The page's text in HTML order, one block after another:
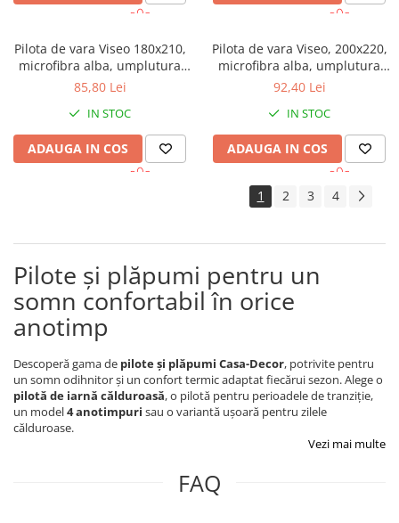
Pilota de vara Viseo 180x210,
microfibra alba, umplutura
200 gr/mp, vidata
85,80 Lei
IN STOC
ADAUGA IN COS
Pilota de vara Viseo, 200x220,
microfibra alba, umplutura
200 gr/mp, vidata
92,40 Lei
IN STOC
ADAUGA IN COS
1 2 3 4
Pilote și plăpumi pentru un
somn confortabil în orice
anotimp
Descoperă gama de pilote și plăpumi Casa-Decor, potrivite pentru
un somn odihnitor și un confort termic adaptat fiecărui sezon. Alege o
pilotă de iarnă călduroasă, o pilotă pentru perioadele de tranziție,
un model4 anotimpuri sau o variantă ușoară pentru zilele
călduroase.
Vezi mai multe
FAQ